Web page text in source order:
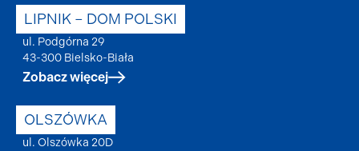
LIPNIK – DOM POLSKI
ul. Podgórna 29
43-300 Bielsko-Biała
Zobacz więcej
OLSZÓWKA
ul. Olszówka 20D